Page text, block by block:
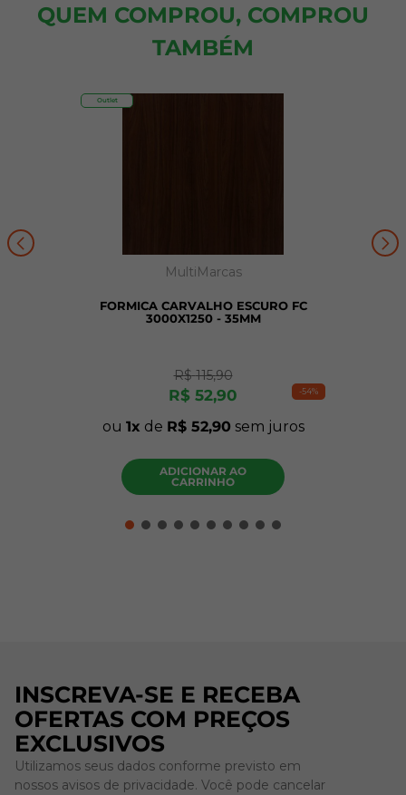
QUEM COMPROU, COMPROU
TAMBÉM
-54%
Outlet
MultiMarcas
FORMICA CARVALHO ESCURO FC
3000X1250 - 35MM
R$ 115,90
R$ 52,90
ou 1 de R$ 52,90 sem juros
ADICIONAR AO
CARRINHO
INSCREVA-SE E RECEBA
OFERTAS COM PREÇOS
EXCLUSIVOS
Utilizamos seus dados conforme previsto em
nossos avisos de privacidade. Você pode cancelar